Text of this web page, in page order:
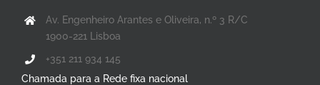
Av. Engenheiro Arantes e Oliveira, n.º 3 R/C
1900-221 Lisboa
+351 211 934 145
Chamada para a Rede fixa nacional